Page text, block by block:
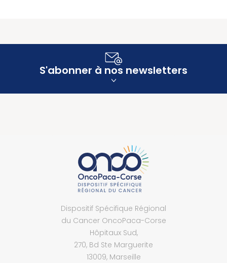
S'abonner à nos newsletters
Dispositif Spécifique Régional
du Cancer OncoPaca-Corse
Hôpitaux Sud,
270, Bd Ste Marguerite
13009, Marseille